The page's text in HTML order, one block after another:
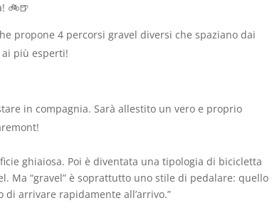
🚲🍺
propone 4 percorsi gravel diversi che spaziano dai
più esperti!
in compagnia. Sarà allestito un vero e proprio
ghiaiosa. Poi è diventata una tipologia di bicicletta
Ma “gravel” è soprattutto uno stile di pedalare: quello
arrivare rapidamente all’arrivo.”